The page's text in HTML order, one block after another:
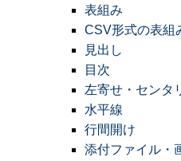
表組み
CSV形式の表組
見出し
目次
左寄せ・センタ
水平線
行間開け
添付ファイル・